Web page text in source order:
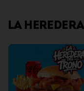
LA